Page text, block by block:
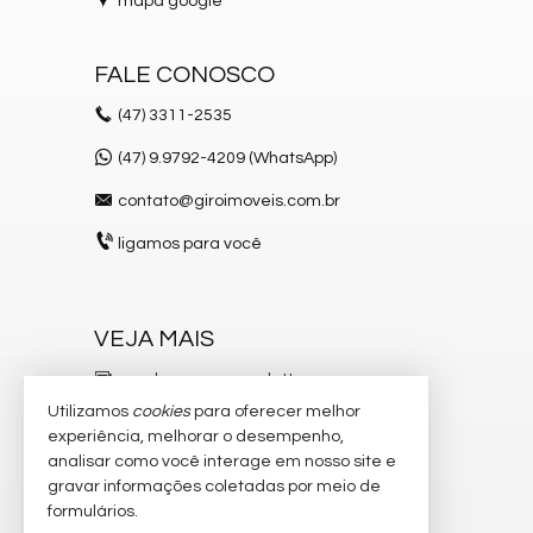
FALE CONOSCO
(47) 3311-2535
(47) 9.9792-4209 (WhatsApp)
contato@giroimoveis.com.br
ligamos para você
VEJA MAIS
receba nosso newsletter
indicadores financeiros
cadastre seu imóvel
imóveis favoritos
Utilizamos cookiespara oferecer melhor
experiência, melhorar o desempenho,
analisar como você interage em nosso site e
gravar informações coletadas por meio de
formulários.